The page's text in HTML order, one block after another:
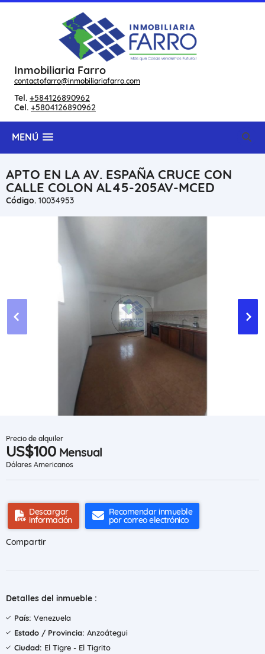
Inmobiliaria Farro
contactofarro@inmobiliariafarro.com
Tel. +584126890962
Cel. +5804126890962
MENÚ
APTO EN LA AV. ESPAÑA CRUCE CON
CALLE COLON AL45-205AV-MCED
Código. 10034953
Precio de alquiler
US$100 Mensual
Dólares Americanos
Descargar
información
Recomendar inmueble
por correo electrónico
Compartir
Detalles del inmueble :
País: Venezuela
Estado / Provincia: Anzoátegui
Ciudad: El Tigre - El Tigrito